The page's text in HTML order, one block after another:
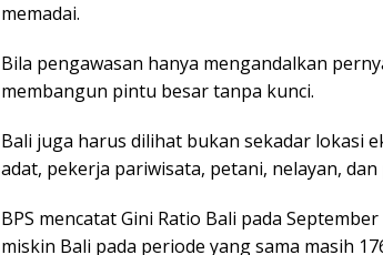
memadai.
Bila pengawasan hanya mengandalkan
membangun pintu besar tanpa kunci.
Bali juga harus dilihat bukan sekadar lokasi
adat, pekerja pariwisata, petani, nelayan, dan
BPS mencatat Gini Ratio Bali pada
miskin Bali pada periode yang sama masih